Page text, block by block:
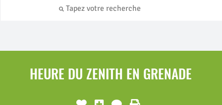
HEURE DU ZENITH EN GRENADE